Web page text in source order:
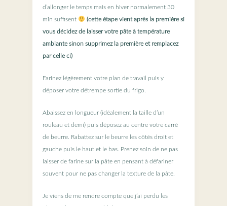
d’allonger le temps mais en hiver normalement 30
min suffisent
(cette étape vient après la première si
vous décidez de laisser votre pâte à température
ambiante sinon supprimez la première et remplacez
par celle ci)
Farinez légèrement votre plan de travail puis y
déposer votre détrempe sortie du frigo.
Abaissez en longueur (idéalement la taille d’un
rouleau et demi) puis déposez au centre votre carré
de beurre. Rabattez sur le beurre les côtés droit et
gauche puis le haut et le bas. Prenez soin de ne pas
laisser de farine sur la pâte en pensant à défariner
souvent pour ne pas changer la texture de la pâte.
Je viens de me rendre compte que j’ai perdu les